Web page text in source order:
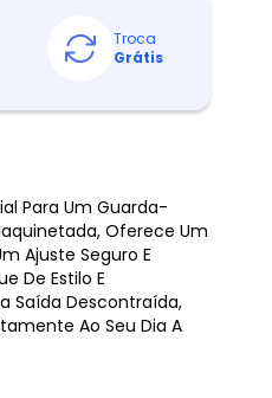
Troca
Grátis
Para Um Guarda-
Oferece Um
Ajuste Seguro E
De Estilo E
Saída Descontraída,
Ao Seu Dia A